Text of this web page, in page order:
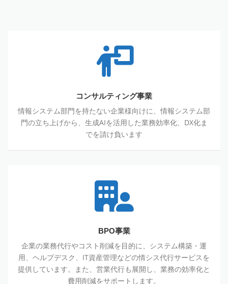
コンサルティング事業
情報システム部門を持たない企業様向けに、情報システム部
門の立ち上げから、生成AIを活用した業務効率化、DX化ま
でを請け負います
BPO事業
企業の業務代行やコスト削減を目的に、システム構築・運
用、ヘルプデスク、IT資産管理などの情シス代行サービスを
提供しています。また、営業代行も展開し、業務の効率化と
費用削減をサポートします。